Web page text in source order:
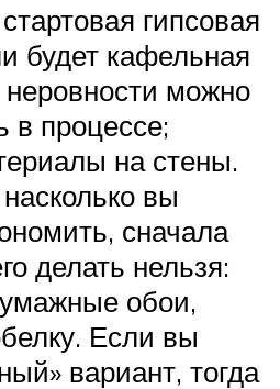
гипсовая
будет кафельная
неровности можно
в процессе;
на стены.
вы
сначала
делать нельзя:
обои,
Если вы
вариант, тогда